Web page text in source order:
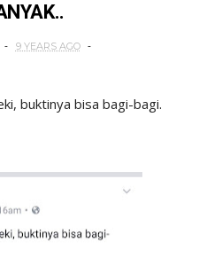
9 YEARS AGO
buktinya bisa bagi-bagi.